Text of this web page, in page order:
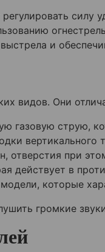
силу
и
видов. Они
газовую струю,
отверстия при
действует в
которые
громкие